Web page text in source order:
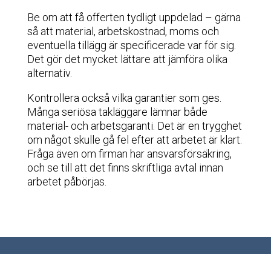
Be om att få offerten tydligt uppdelad – gärna
så att material, arbetskostnad, moms och
eventuella tillägg är specificerade var för sig.
Det gör det mycket lättare att jämföra olika
alternativ.
Kontrollera också vilka garantier som ges.
Många seriösa takläggare lämnar både
material- och arbetsgaranti. Det är en trygghet
om något skulle gå fel efter att arbetet är klart.
Fråga även om firman har ansvarsförsäkring,
och se till att det finns skriftliga avtal innan
arbetet påbörjas.